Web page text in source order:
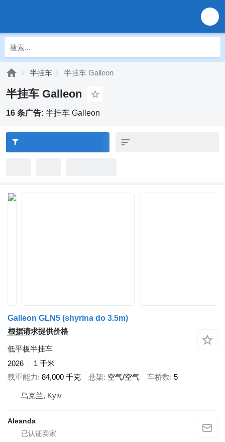
半挂车 半挂车 Galleon
半挂车 Galleon
16 条广告: 半挂车 Galleon
Galleon GLN5 (shyrina do 3.5m)
根据请求提供价格
低平板半挂车
2026
1 千米
载重能力 84,000 千克 悬架 空气/空气 车桥数 5
乌克兰, Kyiv
Aleanda